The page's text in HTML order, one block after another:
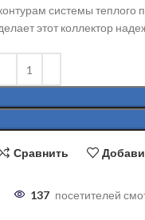
системы теплого
этот коллектор
Сравнить
137 посетителей